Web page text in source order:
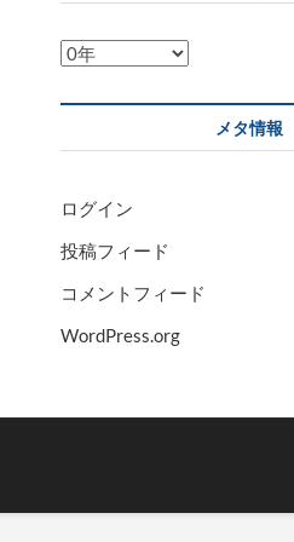
ア
カ
ブ
メタ情報
ログイン
投稿フィード
コメントフィード
WordPress.org